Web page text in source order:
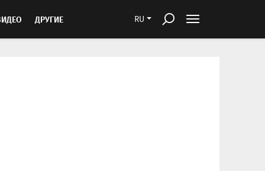
RU
ДРУГИЕ